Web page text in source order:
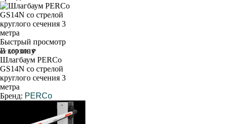
Быстрый просмотр
В корзину
от 160 000 ₽
Шлагбаум PERCo
GS14N со стрелой
круглого сечения 3
метра
Бренд: PERCo